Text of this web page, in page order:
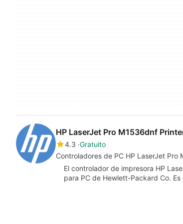
HP LaserJet Pro M1536dnf
4.3 Gratuito
Controladores de PC HP LaserJet Pro
El controlador de impresora HP
para PC de Hewlett-Packard Co.